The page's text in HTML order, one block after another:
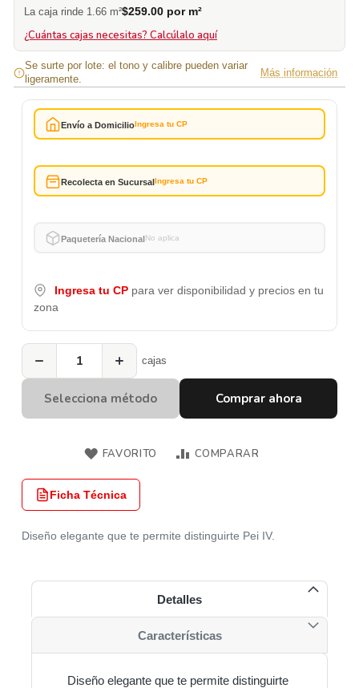
La caja rinde 1.66 m²$259.00 por m²
¿Cuántas cajas necesitas? Calcúlalo aquí
Se surte por lote: el tono y calibre pueden variar
ligeramente.
Más información
Envío a DomicilioIngresa tu CP
Recolecta en SucursalIngresa tu CP
Paquetería NacionalNo aplica
Ingresa tu CP para ver disponibilidad y precios en tu
zona
− + cajas
Selecciona método Comprar ahora
FAVORITO COMPARAR
Ficha Técnica
Diseño elegante que te permite distinguirte Pei IV.
Detalles
Diseño elegante que te permite distinguirte
Características